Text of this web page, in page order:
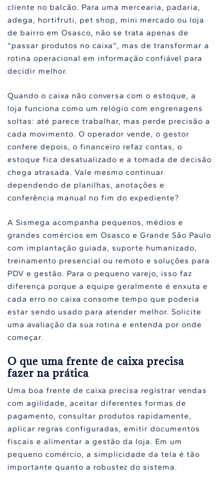
cliente no balcão. Para uma mercearia, padaria,
adega, hortifruti, pet shop, mini mercado ou loja
de bairro em Osasco, não se trata apenas de
“passar produtos no caixa”, mas de transformar a
rotina operacional em informação confiável para
decidir melhor.
Quando o caixa não conversa com o estoque, a
loja funciona como um relógio com engrenagens
soltas: até parece trabalhar, mas perde precisão a
cada movimento. O operador vende, o gestor
confere depois, o financeiro refaz contas, o
estoque fica desatualizado e a tomada de decisão
chega atrasada. Vale mesmo continuar
dependendo de planilhas, anotações e
conferência manual no fim do expediente?
A Sismega acompanha pequenos, médios e
grandes comércios em Osasco e Grande São Paulo
com implantação guiada, suporte humanizado,
treinamento presencial ou remoto e soluções para
PDV e gestão. Para o pequeno varejo, isso faz
diferença porque a equipe geralmente é enxuta e
cada erro no caixa consome tempo que poderia
estar sendo usado para atender melhor. Solicite
uma avaliação da sua rotina e entenda por onde
começar.
O que uma frente de caixa precisa
fazer na prática
Uma boa frente de caixa precisa registrar vendas
com agilidade, aceitar diferentes formas de
pagamento, consultar produtos rapidamente,
aplicar regras configuradas, emitir documentos
fiscais e alimentar a gestão da loja. Em um
pequeno comércio, a simplicidade da tela é tão
importante quanto a robustez do sistema.